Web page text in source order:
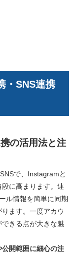
・SNS連携
の活用法と注
で、Instagramと
に高まります。連
ル情報を簡単に同期
ます。一度アカウ
きる点が大きな魅
開範囲に細心の注